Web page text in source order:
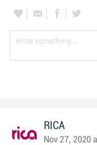
RICA
Nov 27, 2020